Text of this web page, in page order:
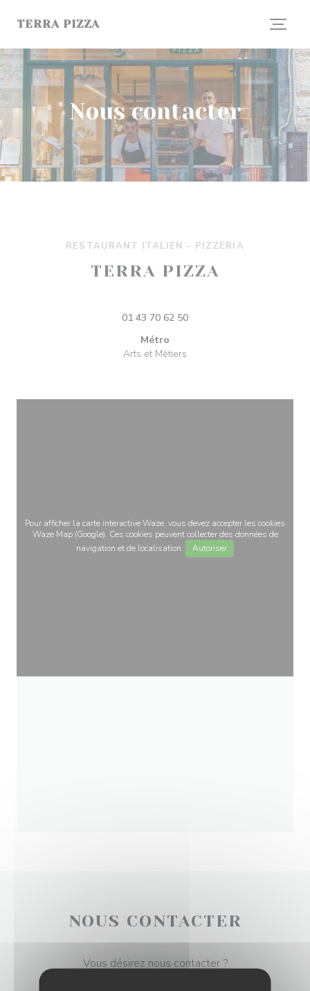
TERRA PIZZA
Nous contacter
RESTAURANT ITALIEN - PIZZERIA
TERRA PIZZA
01 43 70 62 50
Métro
Arts et Métiers
Pour afficher la carte interactive Waze, vous devez accepter les cookies
Waze Map (Google). Ces cookies peuvent collecter des données de
navigation et de localisation.
Autoriser
NOUS CONTACTER
Vous désirez nous contacter ?